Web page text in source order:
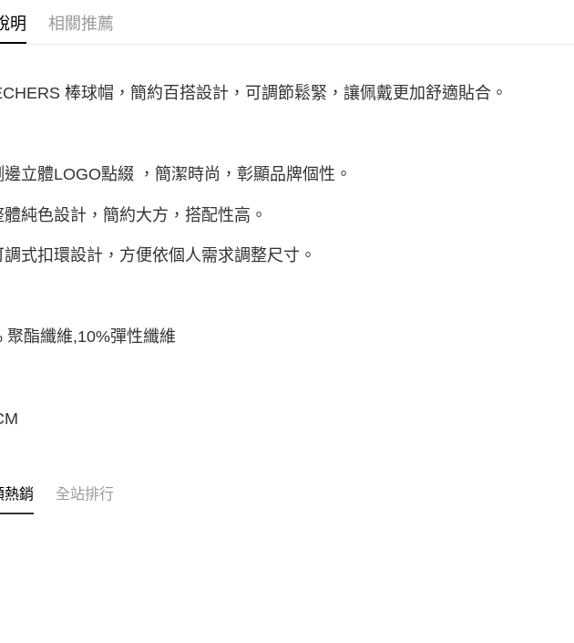
3.完整用戶服務條款，請詳閱以下連結：
明 相關推薦
棒球帽，簡約百搭設計，可調節鬆緊，讓佩戴更加舒適貼合。
邊立體LOGO點綴 ，簡潔時尚，彰顯品牌個性。
體純色設計，簡約大方，搭配性高。
調式扣環設計，方便依個人需求調整尺寸。
聚酯纖維,10%彈性纖維
熱銷 全站排行